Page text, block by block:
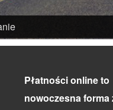
Płatności online to
nowoczesna forma